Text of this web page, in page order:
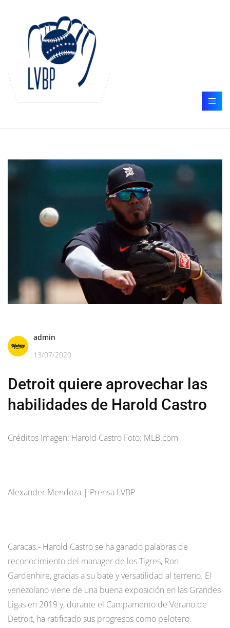
admin
13/07/2020
Detroit quiere aprovechar las
habilidades de Harold Castro
Créditos Imagen: Harold Castro Foto: MLB.com
Alexander Mendoza | Prensa LVBP
Caracas.- Harold Castro se ha ganado palabras de
reconocimiento del manager de los Tigres, Ron
Gardenhire, gracias a su bate y versatilidad al terreno. El
venezolano viene de una buena exposición en las Grandes
Ligas en 2019 y, durante el Campamento de Verano de
Detroit, ha ratificado sus progresos como pelotero.